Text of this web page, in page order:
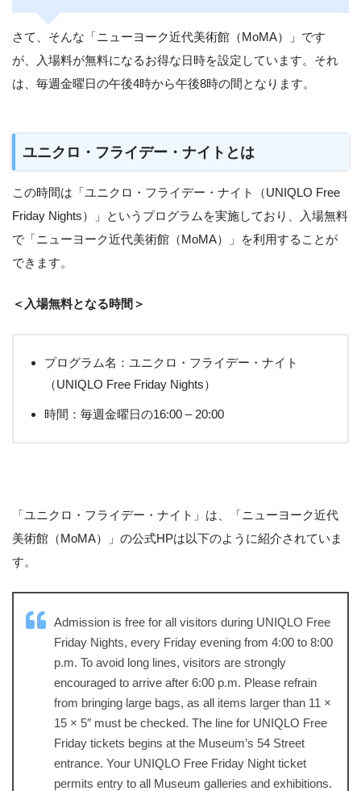
さて、そんな「ニューヨーク近代美術館（MoMA）」です
が、入場料が無料になるお得な日時を設定しています。それ
は、毎週金曜日の午後4時から午後8時の間となります。
ユニクロ・フライデー・ナイトとは
この時間は「ユニクロ・フライデー・ナイト（UNIQLO Free
Friday Nights）」というプログラムを実施しており、入場無料
で「ニューヨーク近代美術館（MoMA）」を利用することが
できます。
＜入場無料となる時間＞
プログラム名：ユニクロ・フライデー・ナイト
（UNIQLO Free Friday Nights）
時間：毎週金曜日の16:00 – 20:00
「ユニクロ・フライデー・ナイト」は、「ニューヨーク近代
美術館（MoMA）」の公式HPは以下のように紹介されていま
す。
Admission is free for all visitors during UNIQLO Free
Friday Nights, every Friday evening from 4:00 to 8:00
p.m. To avoid long lines, visitors are strongly
encouraged to arrive after 6:00 p.m. Please refrain
from bringing large bags, as all items larger than 11 ×
15 × 5″ must be checked. The line for UNIQLO Free
Friday tickets begins at the Museum’s 54 Street
entrance. Your UNIQLO Free Friday Night ticket
permits entry to all Museum galleries and exhibitions.